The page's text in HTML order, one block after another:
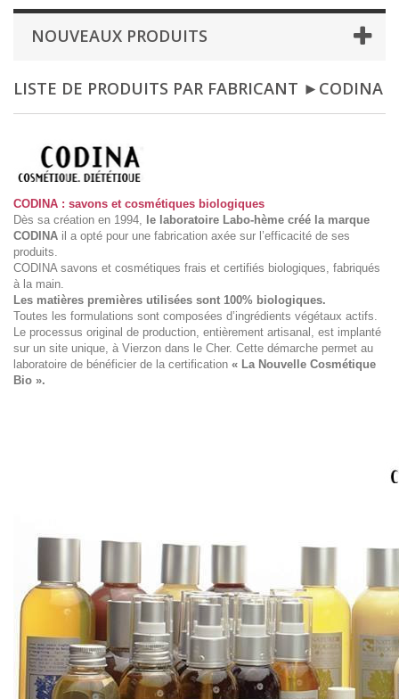
NOUVEAUX PRODUITS
LISTE DE PRODUITS PAR FABRICANT ►CODINA
CODINA : savons et cosmétiques biologiques
Dès sa création en 1994, le laboratoire Labo-hème créé la marque
CODINA il a opté pour une fabrication axée sur l’efficacité de ses
produits.
CODINA savons et cosmétiques frais et certifiés biologiques, fabriqués
à la main.
Les matières premières utilisées sont 100% biologiques.
Toutes les formulations sont composées d’ingrédients végétaux actifs.
Le processus original de production, entièrement artisanal, est implanté
sur un site unique, à Vierzon dans le Cher. Cette démarche permet au
laboratoire de bénéficier de la certification « La Nouvelle Cosmétique
Bio ».